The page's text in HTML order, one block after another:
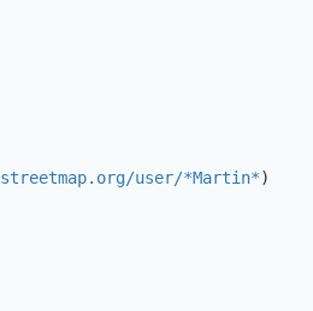
user/*Martin*)